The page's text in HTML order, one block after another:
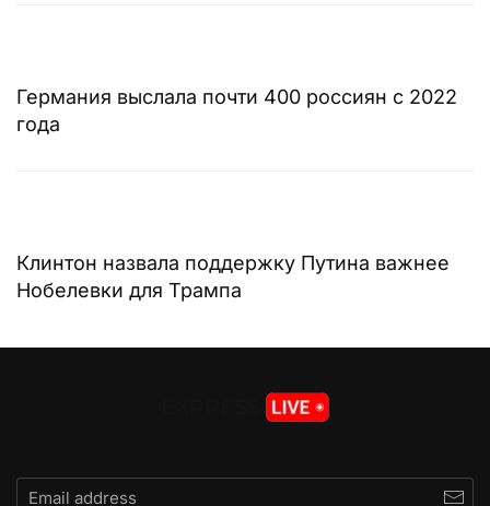
Германия выслала почти 400 россиян с 2022
года
Клинтон назвала поддержку Путина важнее
Нобелевки для Трампа